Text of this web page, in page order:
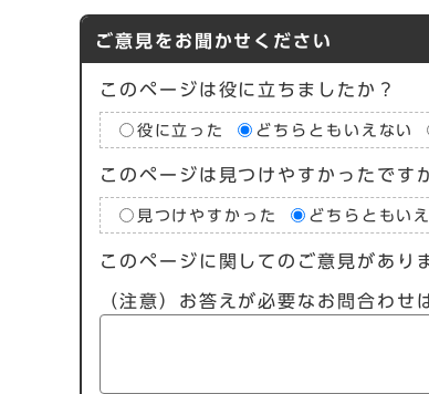
ご意見をお聞かせください
このページは役に立ちましたか？
役に立った どちらともいえない
このページは見つけやすかったです
見つけやすかった どちらともい
このページに関してのご意見があり
（注意）お答えが必要なお問合わ